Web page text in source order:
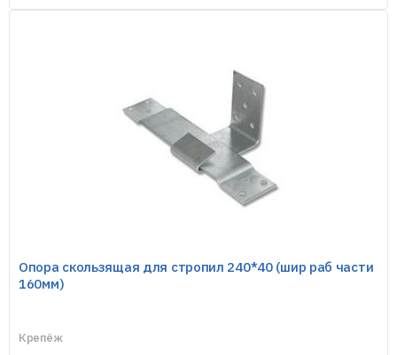
Опора скользящая для стропил 240*40 (шир раб части
160мм)
Крепёж